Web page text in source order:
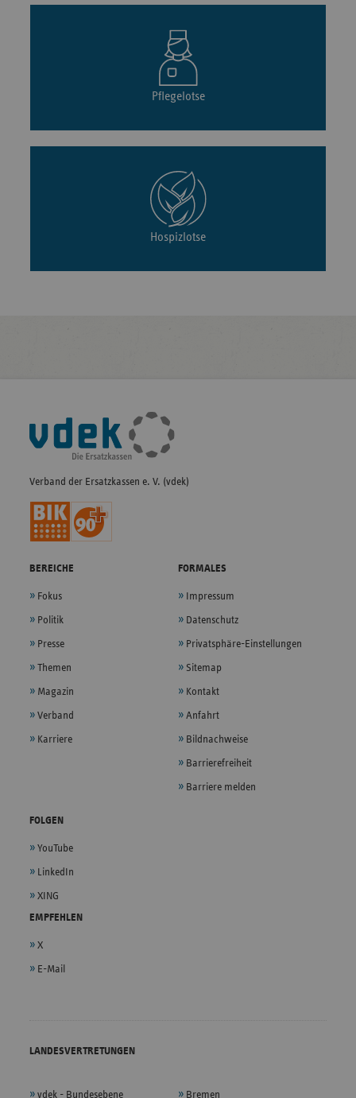
Pflegelotse
Hospizlotse
Fußleisten-
Navigation
Verband der Ersatzkassen e. V. (vdek)
BEREICHE
Fokus
Politik
Presse
Themen
Magazin
Verband
Karriere
FORMALES
Impressum
Datenschutz
Privatsphäre-Einstellungen
Sitemap
Kontakt
Anfahrt
Bildnachweise
Barrierefreiheit
Barriere melden
FOLGEN
YouTube
LinkedIn
XING
EMPFEHLEN
X
E-Mail
LANDESVERTRETUNGEN
vdek - Bundesebene Bremen